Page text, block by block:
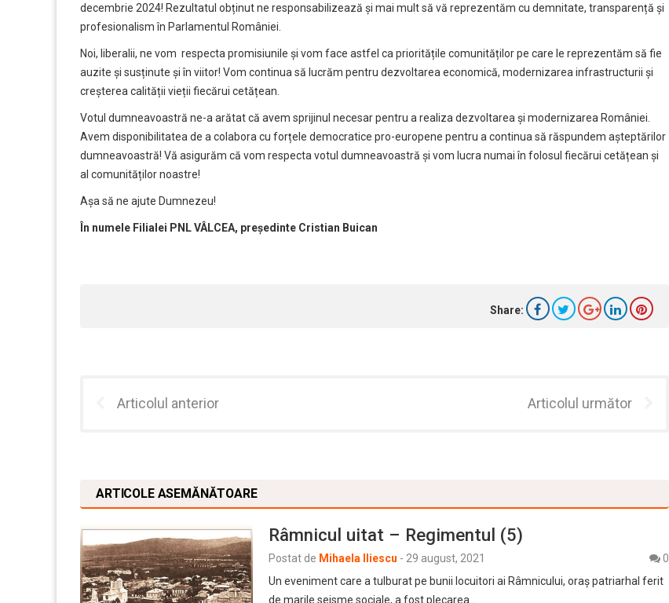
decembrie 2024! Rezultatul obținut ne responsabilizează și mai mult să vă reprezentăm cu demnitate, transparență și
profesionalism în Parlamentul României.
Noi, liberalii, ne vom respecta promisiunile și vom face astfel ca prioritățile comunităților pe care le reprezentăm să fie
auzite și susținute și în viitor! Vom continua să lucrăm pentru dezvoltarea economică, modernizarea infrastructurii și
creșterea calității vieții fiecărui cetățean.
Votul dumneavoastră ne-a arătat că avem sprijinul necesar pentru a realiza dezvoltarea și modernizarea României.
Avem disponibilitatea de a colabora cu forțele democratice pro-europene pentru a continua să răspundem așteptărilor
dumneavoastră! Vă asigurăm că vom respecta votul dumneavoastră și vom lucra numai în folosul fiecărui cetățean și
al comunităților noastre!
Așa să ne ajute Dumnezeu!
În numele Filialei PNL VÂLCEA, președinte Cristian Buican
Share:
Articolul anterior Articolul următor
ARTICOLE ASEMĂNĂTOARE
Râmnicul uitat – Regimentul (5)
Postat de Mihaela Iliescu - 29 august, 2021
0
Un eveniment care a tulburat pe bunii locuitori ai Râmnicului, oraș patriarhal ferit
de marile seisme sociale, a fost plecarea…